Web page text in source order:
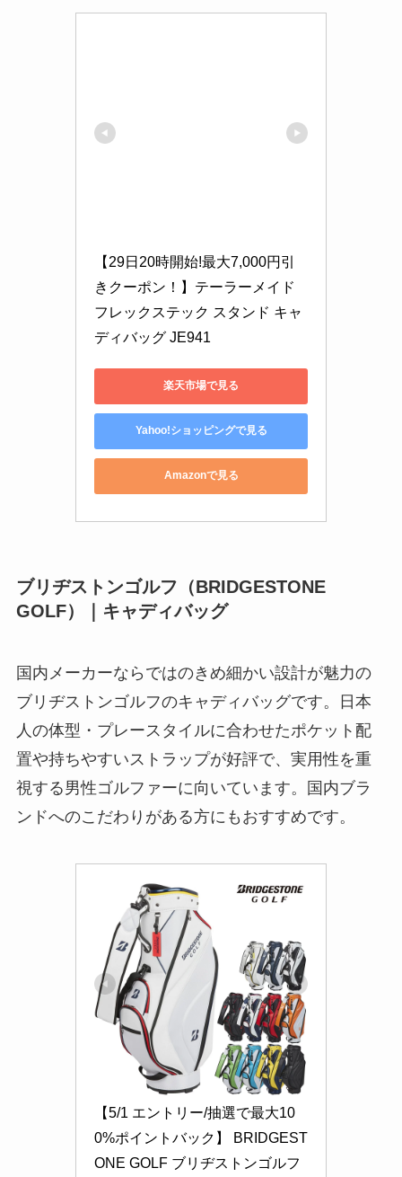
【29日20時開始!最大7,000円引
きクーポン！】テーラーメイド
フレックステック スタンド キャ
ディバッグ JE941
楽天市場で見る
Yahoo!ショッピングで見る
Amazonで見る
ブリヂストンゴルフ（BRIDGESTONE
GOLF）｜キャディバッグ
国内メーカーならではのきめ細かい設計が魅力の
ブリヂストンゴルフのキャディバッグです。日本
人の体型・プレースタイルに合わせたポケット配
置や持ちやすいストラップが好評で、実用性を重
視する男性ゴルファーに向いています。国内ブラ
ンドへのこだわりがある方にもおすすめです。
【5/1 エントリー/抽選で最大10
0%ポイントバック】 BRIDGEST
ONE GOLF ブリヂストンゴルフ